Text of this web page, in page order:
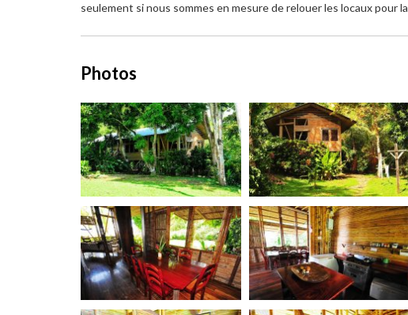
seulement si nous sommes en mesure de relouer les locaux pour
Photos